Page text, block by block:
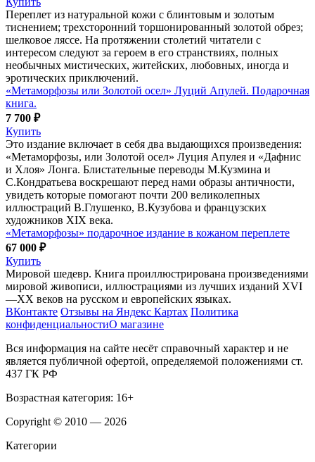
Переплет из натуральной кожи с блинтовым и золотым
тиснением; трехсторонний торшонированный золотой обрез;
шелковое ляссе. На протяжении столетий читатели с
интересом следуют за героем в его странствиях, полных
необычных мистических, житейских, любовных, иногда и
эротических приключений.
«Метаморфозы или Золотой осел» Луций Апулей. Подарочная
книга.
7 700 ₽
Купить
Это издание включает в себя два выдающихся произведения:
«Метаморфозы, или Золотой осел» Луция Апулея и «Дафнис
и Хлоя» Лонга. Блистательные переводы М.Кузмина и
С.Кондратьева воскрешают перед нами образы античности,
увидеть которые помогают почти 200 великолепных
иллюстраций В.Глушенко, В.Кузубова и французских
художников XIX века.
«Метаморфозы» подарочное издание в кожаном переплете
67 000 ₽
Купить
Мировой шедевр. Книга проиллюстрирована произведениями
мировой живописи, иллюстрациями из лучших изданий XVI
—XX веков на русском и европейских языках.
ВКонтакте Отзывы на Яндекс Картах Политика
конфиденциальностиО магазине
Вся информация на сайте несёт справочный характер и не
является публичной офертой, определяемой положениями ст.
437 ГК РФ
Возрастная категория: 16+
Copyright © 2010 — 2026
Категории